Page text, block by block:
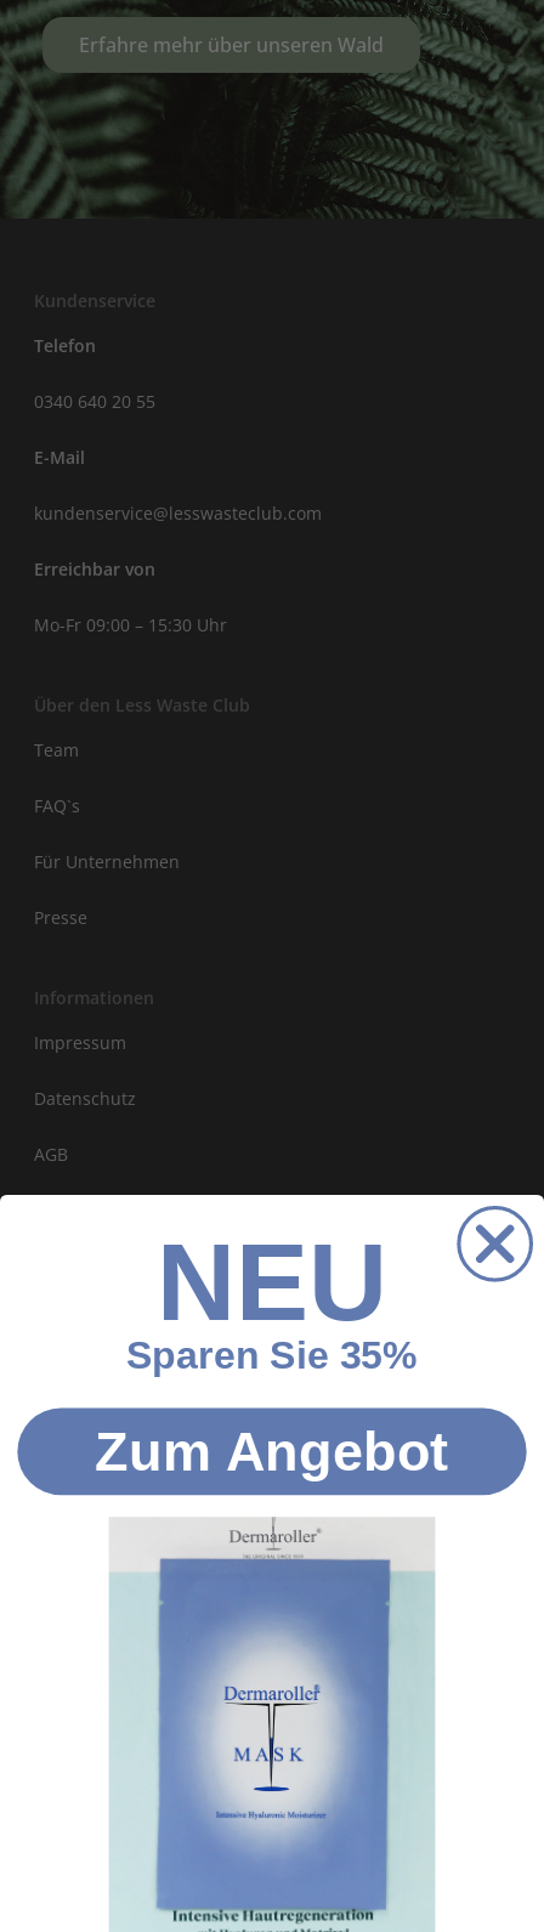
Erfahre mehr über unseren Wald
Kundenservice
Telefon
0340 640 20 55
E-Mail
kundenservice@lesswasteclub.com
Erreichbar von
Mo-Fr 09:00 – 15:30 Uhr
Über den Less Waste Club
Team
FAQ`s
Für Unternehmen
Presse
Informationen
Impressum
Datenschutz
AGB
Zahlung & Versand
Barrierefreiheitserklärung
© 2026 Less Waste GmbH. Copyright Less Waste GmbH © 2024
NEU
Sparen Sie 35%
Zum Angebot